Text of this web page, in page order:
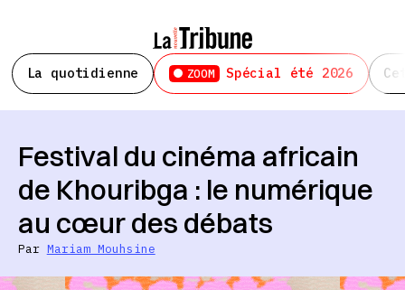
La quotidienne ZOOM Spécial été 2026
Festival du cinéma africain
de Khouribga : le numérique
au cœur des débats
Par Mariam Mouhsine